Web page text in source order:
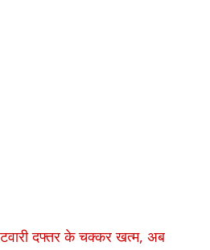
दफ्तर के चक्कर खत्म, अब